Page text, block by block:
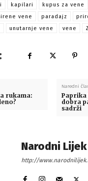
kapilari kupus za vene
vene
paradajz
unutarnje vene vene
rukama:
Naredni
Paprika
dobra
sadrži
Narodni Lijek
http://